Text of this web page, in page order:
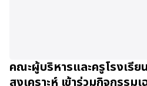
คณะผู้บริหารและครูโรงเรีย